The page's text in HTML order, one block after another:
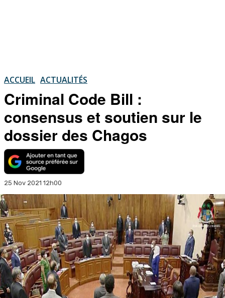
ACCUEIL ACTUALITÉS
Criminal Code Bill :
consensus et soutien sur le
dossier des Chagos
25 Nov 2021 12h00